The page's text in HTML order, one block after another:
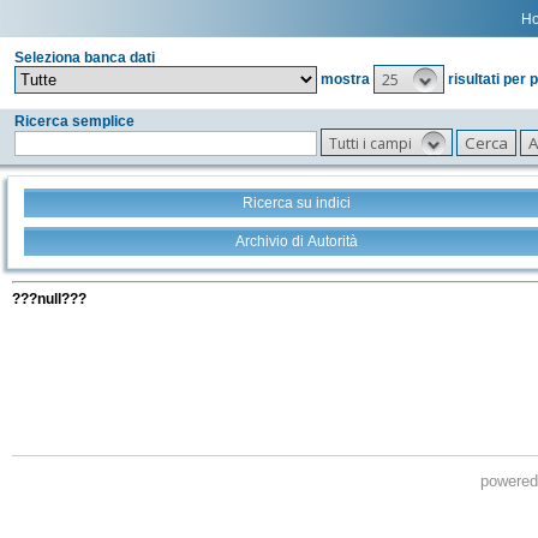
Seleziona banca dati
mostra
25 risultati per
Ricerca semplice
Tutti i campi
Ricerca su indici
Archivio di Autorità
???null???